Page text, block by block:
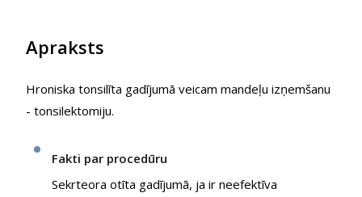
Apraksts
Hroniska tonsilīta gadījumā veicam mandeļu izņemšanu
- tonsilektomiju.
Fakti par procedūru
Sekrteora otīta gadījumā, ja ir neefektīva